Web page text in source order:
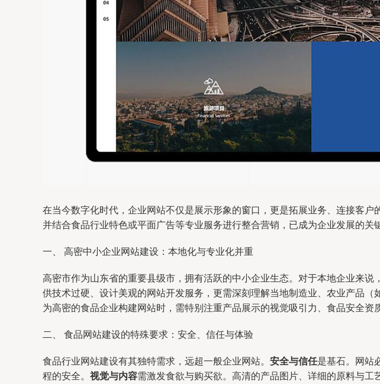
在当今数字化时代，企业网站不仅是展示形象的窗口，更是拓展业务、连接客
并结合食品行业特色或平面广告等专业服务进行整合营销，已成为企业发展的关
一、 高密中小企业网站建设：本地化与专业化并重
高密市作为山东省的重要县级市，拥有活跃的中小企业生态。对于本地企业来
供技术过硬、设计美观的网站开发服务，更需深刻理解当地制造业、农业产品
为高密的食品企业构建网站时，需特别注重产品展示的视觉吸引力、食品安全
二、 食品网站建设的特殊要求：安全、信任与体验
食品行业网站建设有其独特需求，远超一般企业网站。 安全与信任是基石。网站
程的安全。 视觉与内容需激发食欲与购买欲。高清的产品图片、详细的原料与工